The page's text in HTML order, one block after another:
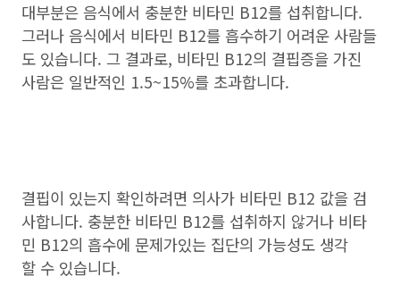
대부분은 음식에서 충분한 비타민 B12를 섭취합니다.
그러나 음식에서 비타민 B12를 흡수하기 어려운 사람들
도 있습니다. 그 결과로, 비타민 B12의 결핍증을 가진
사람은 일반적인 1.5~15%를 초과합니다.
결핍이 있는지 확인하려면 의사가 비타민 B12 값을 검
사합니다. 충분한 비타민 B12를 섭취하지 않거나 비타
민 B12의 흡수에 문제가있는 집단의 가능성도 생각
할 수 있습니다.